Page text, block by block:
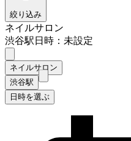
絞り込み
ネイルサロン
渋谷駅日時：未設定
ネイルサロン
渋谷駅
日時を選ぶ